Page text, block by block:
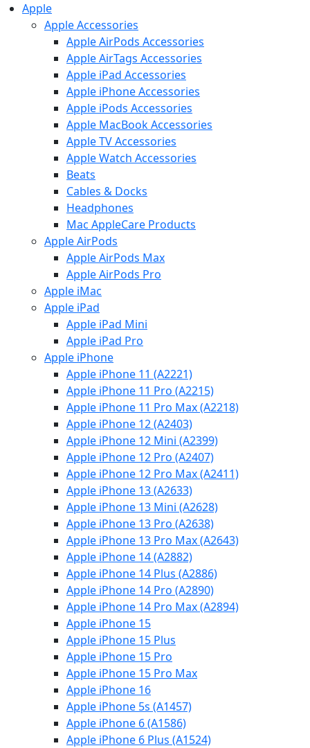
Apple
Apple Accessories
Apple AirPods Accessories
Apple AirTags Accessories
Apple iPad Accessories
Apple iPhone Accessories
Apple iPods Accessories
Apple MacBook Accessories
Apple TV Accessories
Apple Watch Accessories
Beats
Cables & Docks
Headphones
Mac AppleCare Products
Apple AirPods
Apple AirPods Max
Apple AirPods Pro
Apple iMac
Apple iPad
Apple iPad Mini
Apple iPad Pro
Apple iPhone
Apple iPhone 11 (A2221)
Apple iPhone 11 Pro (A2215)
Apple iPhone 11 Pro Max (A2218)
Apple iPhone 12 (A2403)
Apple iPhone 12 Mini (A2399)
Apple iPhone 12 Pro (A2407)
Apple iPhone 12 Pro Max (A2411)
Apple iPhone 13 (A2633)
Apple iPhone 13 Mini (A2628)
Apple iPhone 13 Pro (A2638)
Apple iPhone 13 Pro Max (A2643)
Apple iPhone 14 (A2882)
Apple iPhone 14 Plus (A2886)
Apple iPhone 14 Pro (A2890)
Apple iPhone 14 Pro Max (A2894)
Apple iPhone 15
Apple iPhone 15 Plus
Apple iPhone 15 Pro
Apple iPhone 15 Pro Max
Apple iPhone 16
Apple iPhone 5s (A1457)
Apple iPhone 6 (A1586)
Apple iPhone 6 Plus (A1524)